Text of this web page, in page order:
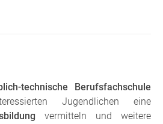
technische Berufsfachschule
Jugendlichen eine
vermitteln und weitere